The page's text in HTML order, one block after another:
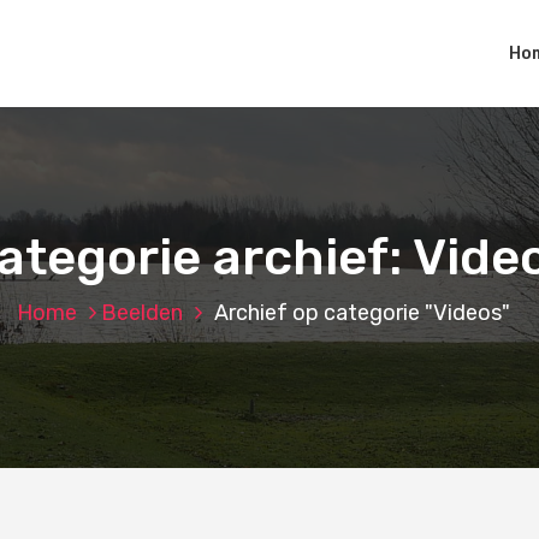
archief:
Home Beelden Archief op categorie "Videos"